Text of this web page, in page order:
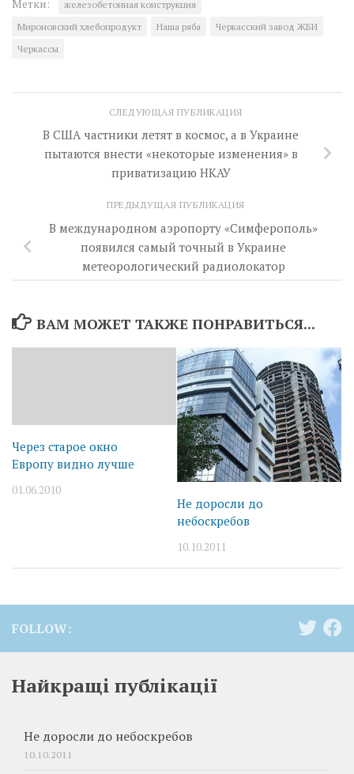
Метки:
железобетонная конструкция
Мироновский хлебопродукт
Наша ряба
Черкасский завод ЖБИ
Черкассы
СЛЕДУЮЩАЯ ПУБЛИКАЦИЯ
В США частники летят в космос, а в Украине
пытаются внести «некоторые изменения» в
приватизацию НКАУ
ПРЕДЫДУЩАЯ ПУБЛИКАЦИЯ
В международном аэропорту «Симферополь»
появился самый точный в Украине
метеорологический радиолокатор
ВАМ МОЖЕТ ТАКЖЕ ПОНРАВИТЬСЯ...
Через старое окно
Европу видно лучше
01.06.2010
Не доросли до
небоскребов
10.10.2011
FOLLOW:
Найкращі публікації
Не доросли до небоскребов
10.10.2011